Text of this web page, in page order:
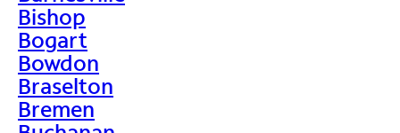
Bishop
Bogart
Bowdon
Braselton
Bremen